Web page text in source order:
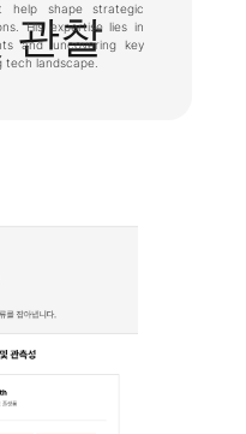
관찰
help shape strategic
His expertise lies in
and uncovering key
tech landscape.